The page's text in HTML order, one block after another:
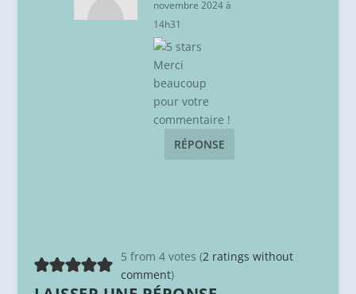
novembre 2024 à
14h31
Merci
beaucoup
pour votre
commentaire !
RÉPONSE
5 from 4 votes (2 ratings without
comment)